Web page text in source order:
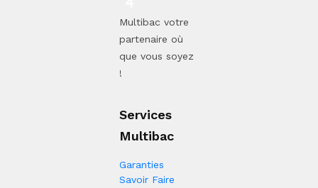
Multibac votre
partenaire où
que vous soyez
!
Services
Multibac
Garanties
Savoir Faire